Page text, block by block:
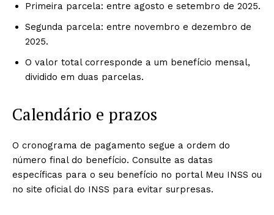
Primeira parcela: entre agosto e setembro de 2025.
Segunda parcela: entre novembro e dezembro de
2025.
O valor total corresponde a um benefício mensal,
dividido em duas parcelas.
Calendário e prazos
O cronograma de pagamento segue a ordem do
número final do benefício. Consulte as datas
específicas para o seu benefício no portal Meu INSS ou
no site oficial do INSS para evitar surpresas.